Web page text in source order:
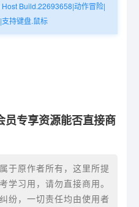
Build.22693658|动作冒险|
持键盘.鼠标
员专享资源能否直接商
于原作者所有，这里所提
学习用，请勿直接商用。
纷，一切责任均由使用者